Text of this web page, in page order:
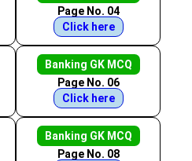
Page No. 04
Click here
Banking GK MCQ
Page No. 06
Click here
Banking GK MCQ
Page No. 08